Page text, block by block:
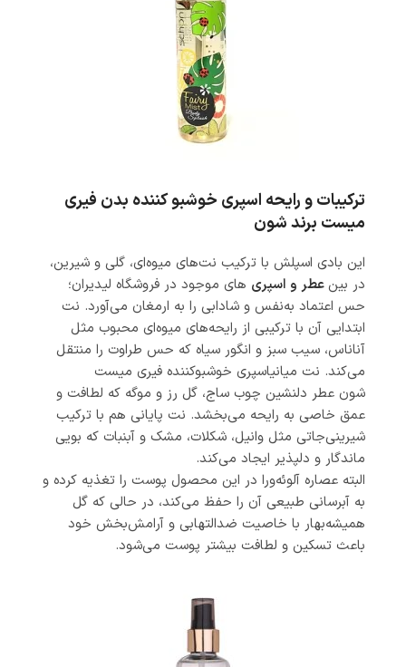
ترکیبات و رایحه اسپری خوشبو کننده بدن فیری
میست برند شون
این بادی اسپلش با ترکیب نت‌های میوه‌ای، گلی و شیرین،
در بینعطر و اسپری های موجود در فروشگاه لیدیران؛
حس اعتماد به‌نفس و شادابی را به ارمغان می‌آورد. نت
ابتدایی آن با ترکیبی از رایحه‌های میوه‌ای محبوب مثل
آناناس، سیب سبز و انگور سیاه که حس طراوت را منتقل
می‌کند. نت میانیاسپری خوشبوکننده فیری میست
شون عطر دلنشین چوب ساج، گل رز و موگه که لطافت و
عمق خاصی به رایحه می‌بخشد. نت پایانی هم با ترکیب
شیرینی‌جاتی مثل وانیل، شکلات، مشک و آبنبات که بویی
ماندگار و دلپذیر ایجاد می‌کند.
البته عصاره آلوئه‌ورا در این محصول پوست را تغذیه کرده و
به آبرسانی طبیعی آن را حفظ می‌کند، در حالی که گل
همیشه‌بهار با خاصیت ضدالتهابی و آرامش‌بخش خود
باعث تسکین و لطافت بیشتر پوست می‌شود.